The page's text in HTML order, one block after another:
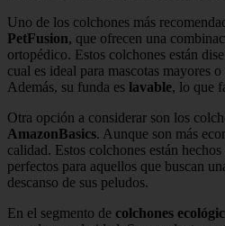
Uno de los colchones más
PetFusion, que ofrecen una
ortopédico. Estos colchones están
cual es ideal para mascotas mayores
Además, su funda es lavable, lo que
Otra opción a considerar son los
AmazonBasics. Aunque son más
calidad. Estos colchones están
perfectos para aquellos que buscan
descanso de sus peludos.
En el segmento de colchones